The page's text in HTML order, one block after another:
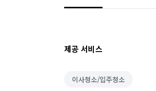
제공 서비스
이사청소/입주청소